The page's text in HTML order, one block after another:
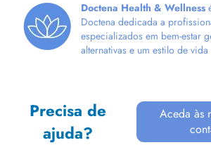
psychologie, notamment avec de...
Doctena Health & Wellness
Doctena dedicada a
especializados em bem-estar
alternativas e um estilo de vida
Precisa de
ajuda?
Aceda às